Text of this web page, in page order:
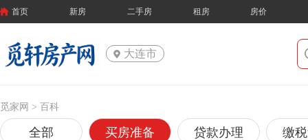
首页 新房 二手房 租房 房价
大连市
觅家网 > 百科
全部 买房准备 贷款办理 缴